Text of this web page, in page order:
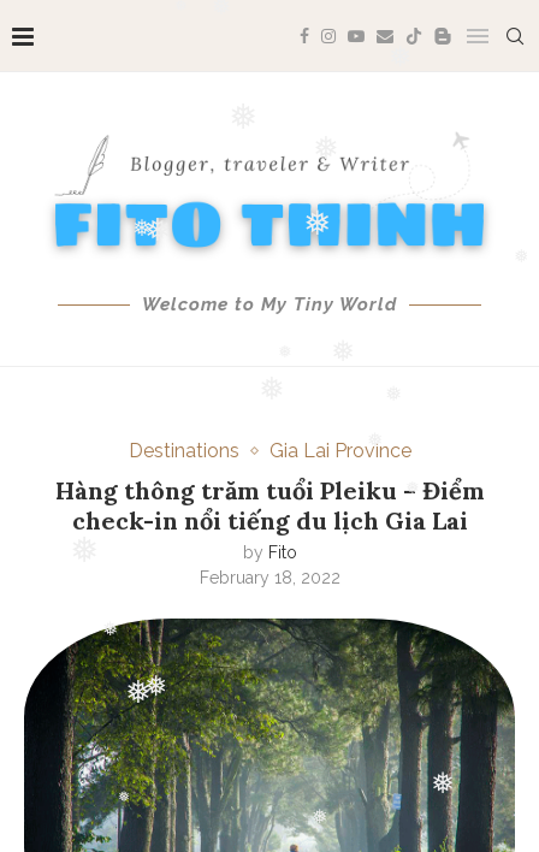
❅
❅
❅
❅
❅
❅
❅
❅
❅
❅
❅
❅
❅
Welcome to My Tiny World
Destinations Gia Lai Province
Hàng thông trăm tuổi Pleiku – Điểm
check-in nổi tiếng du lịch Gia Lai
by Fito
February 18, 2022